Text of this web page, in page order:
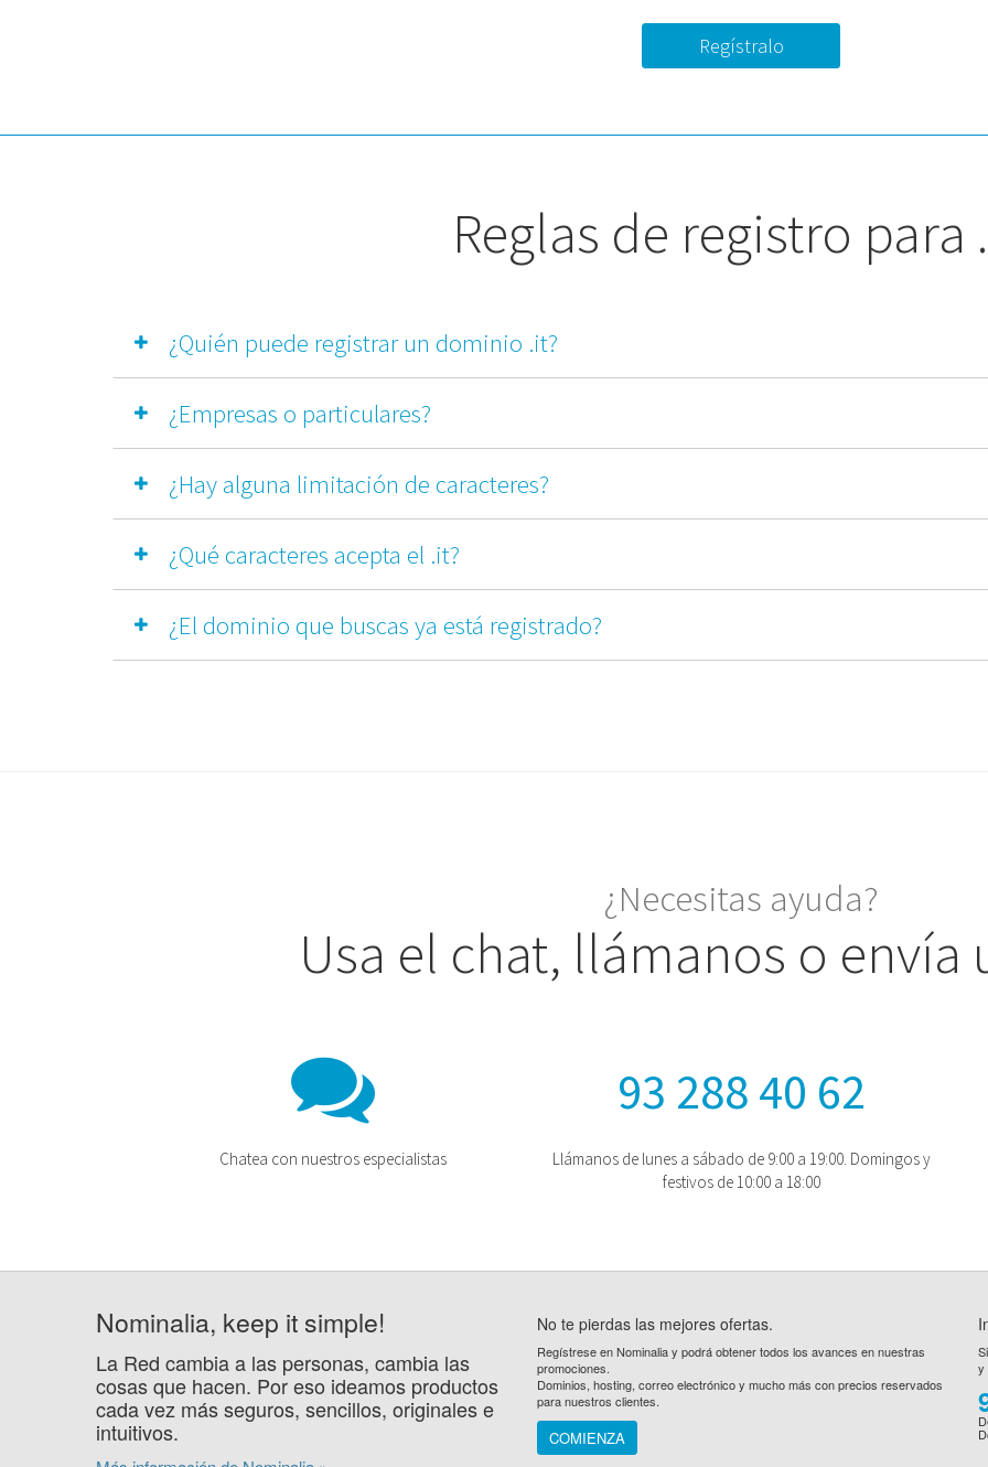
Regístralo
Reglas de registro para
¿Quién puede registrar un dominio .it?
¿Empresas o particulares?
¿Hay alguna limitación de caracteres?
¿Qué caracteres acepta el .it?
¿El dominio que buscas ya está registrado?
¿Necesitas ayuda?
Usa el chat, llámanos o envía
Chatea con nuestros especialistas
93 288 40 62
Llámanos de lunes a sábado de 9:00 a 19:00. Domingos y
festivos de 10:00 a 18:00
Nominalia, keep it simple!
La Red cambia a las personas, cambia las
cosas que hacen. Por eso ideamos productos
cada vez más seguros, sencillos, originales e
intuitivos.
No te pierdas las mejores ofertas.
Regístrese en Nominalia y podrá obtener todos los avances en nuestras
promociones.
Dominios, hosting, correo electrónico y mucho más con precios reservados
para nuestros clientes.
COMIENZA
y